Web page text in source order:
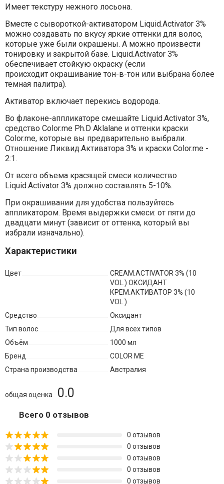
Имеет текстуру нежного лосьона.
Вместе с сывороткой-активатором Liquid.Activator 3%
можно создавать по вкусу яркие оттенки для волос,
которые уже были окрашены. А можно произвести
тонировку и закрытой базе. Liquid.Activator 3%
обеспечивает стойкую окраску (если
происходит окрашивание тон-в-тон или выбрана более
темная палитра).
Активатор включает перекись водорода.
Во флаконе-аппликаторе смешайте Liquid.Activator 3%,
средство Color.me Ph.D Aklalane и оттенки краски
Color.me, которые вы предварительно выбрали.
Отношение Ликвид.Активатора 3% и краски Color.me -
2:1.
От всего объема красящей смеси количество
Liquid.Activator 3% должно составлять 5-10%.
При окрашивании для удобства пользуйтесь
аппликатором. Время выдержки смеси: от пяти до
двадцати минут (зависит от оттенка, который вы
избрали изначально).
Характеристики
Цвет
CREAM.ACTIVATOR 3% (10
VOL.) ОКСИДАНТ
КРЕМ.АКТИВАТОР 3% (10
VOL.)
Средство
Оксидант
Тип волос
Для всех типов
Объём
1000 мл
Бренд
COLOR ME
Страна производства
Австралия
0.0
общая оценка
Всего 0 отзывов
0 отзывов
0 отзывов
0 отзывов
0 отзывов
0 отзывов